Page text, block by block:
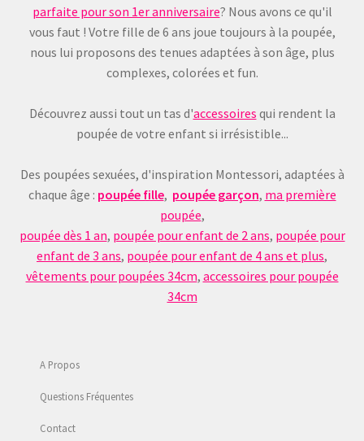
parfaite pour son 1er anniversaire? Nous avons ce qu'il
vous faut ! Votre fille de 6 ans joue toujours à la poupée,
nous lui proposons des tenues adaptées à son âge, plus
complexes, colorées et fun.
Découvrez aussi tout un tas d'accessoires qui rendent la
poupée de votre enfant si irrésistible...
Des poupées sexuées, d'inspiration Montessori, adaptées à
chaque âge : poupée fille, poupée garçon, ma première
poupée,
poupée dès 1 an, poupée pour enfant de 2 ans, poupée pour
enfant de 3 ans, poupée pour enfant de 4 ans et plus,
vêtements pour poupées 34cm, accessoires pour poupée
34cm
A Propos
Questions Fréquentes
Contact